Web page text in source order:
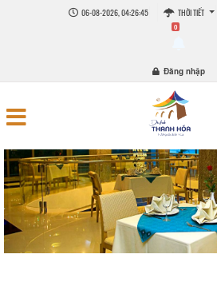
06-08-2026, 04:26:46 THỜI TIẾT
0
Đăng nhập